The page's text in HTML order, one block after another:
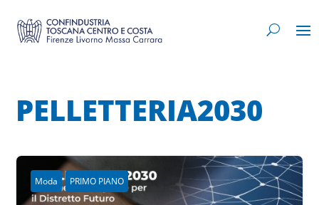
PELLETTERIA2030
Moda PRIMO PIANO